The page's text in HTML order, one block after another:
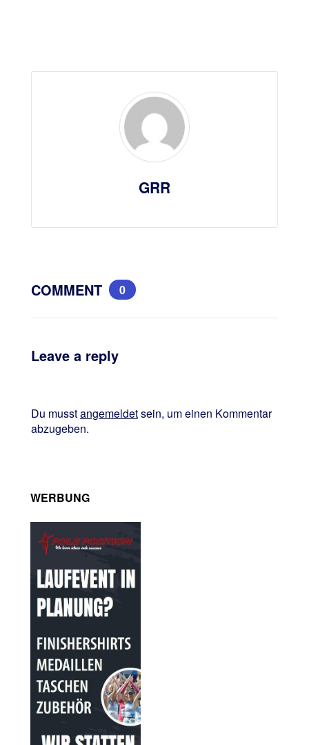
GRR
COMMENT 0
Leave a reply
Du musstangemeldetsein, um einen Kommentar
abzugeben.
WERBUNG